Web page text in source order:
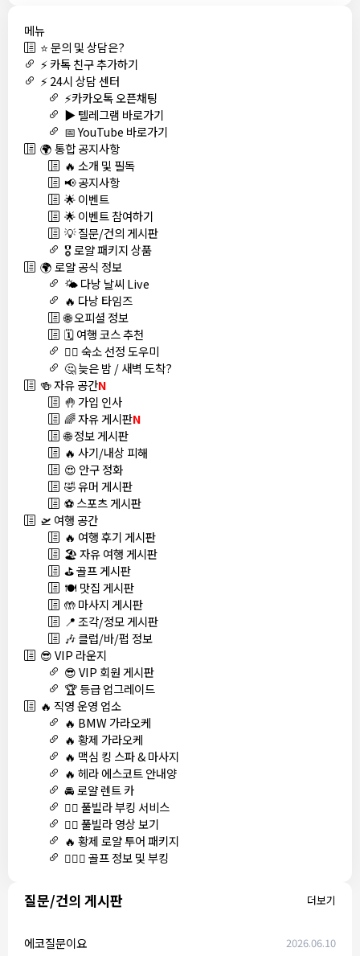
메뉴
⭐ 문의 및 상담은?
⚡ 카톡 친구 추가하기
⚡ 24시 상담 센터
⚡카카오톡 오픈채팅
▶️ 텔레그램 바로가기
📅 YouTube 바로가기
🌍 통합 공지사항
🔥 소개 및 필독
📢 공지사항
🌟 이벤트
🌟 이벤트 참여하기
💡 질문/건의 게시판
🎖️ 로얄 패키지 상품
🌍 로얄 공식 정보
🌤️ 다낭 날씨 Live
🔥 다낭 타임즈
🌐 오피셜 정보
🗓️ 여행 코스 추천
🏊‍♀️ 숙소 선정 도우미
🤔 늦은 밤 / 새벽 도착?
🍻 자유 공간N
🤚 가입 인사
🌈 자유 게시판N
🌐 정보 게시판
🔥 사기/내상 피해
😍 안구 정화
🤣 유머 게시판
⚽ 스포츠 게시판
🛫 여행 공간
🔥 여행 후기 게시판
🏖️ 자유 여행 게시판
⛳ 골프 게시판
🍽️ 맛집 게시판
🤲 마사지 게시판
📍 조각/정모 게시판
🎶 클럽/바/펍 정보
😎 VIP 라운지
😎 VIP 회원 게시판
🏆 등급 업그레이드
🔥 직영 운영 업소
🔥 BMW 가라오케
🔥 황제 가라오케
🔥 맥심 킹 스파 & 마사지
🔥 헤라 에스코트 안내양
🚘 로얄 렌트 카
🏊‍♀️ 풀빌라 부킹 서비스
🏊‍♀️ 풀빌라 영상 보기
🔥 황제 로얄 투어 패키지
🏌🏻‍♂️ 골프 정보 및 부킹
질문/건의 게시판 더보기
에코질문이요 2026.06.10